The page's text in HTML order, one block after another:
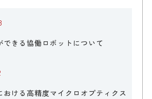
できる協働ロボットについて
おける高精度マイクロオプティクス